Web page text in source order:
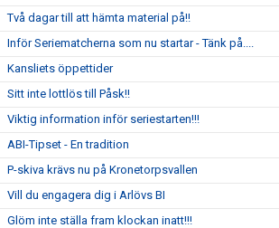
Två dagar till att hämta material på!!
Inför Seriematcherna som nu startar - Tänk på....
Kansliets öppettider
Sitt inte lottlös till Påsk!!
Viktig information inför seriestarten!!!
ABI-Tipset - En tradition
P-skiva krävs nu på Kronetorpsvallen
Vill du engagera dig i Arlövs BI
Glöm inte ställa fram klockan inatt!!!